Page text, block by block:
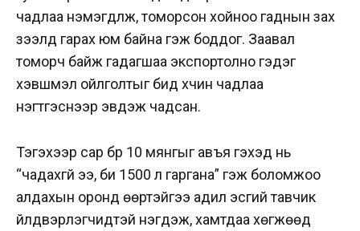
чадлаа нэмэгдүүлж, томорсон хойноо гаднын зах
зээлд гарах юм байна гэж боддог. Заавал
томорч байж гадагшаа экспортолно гэдэг
хэвшмэл ойлголтыг бид хүчин чадлаа
нэгтгэснээр эвдэж чадсан.
Тэгэхээр сар бүр 10 мянгыг авъя гэхэд нь
“чадахгүй ээ, би 1500 л гаргана” гэж боломжоо
алдахын оронд өөртэйгээ адил эсгий тавчик
үйлдвэрлэгчидтэй нэгдэж, хамтдаа хөгжөөд